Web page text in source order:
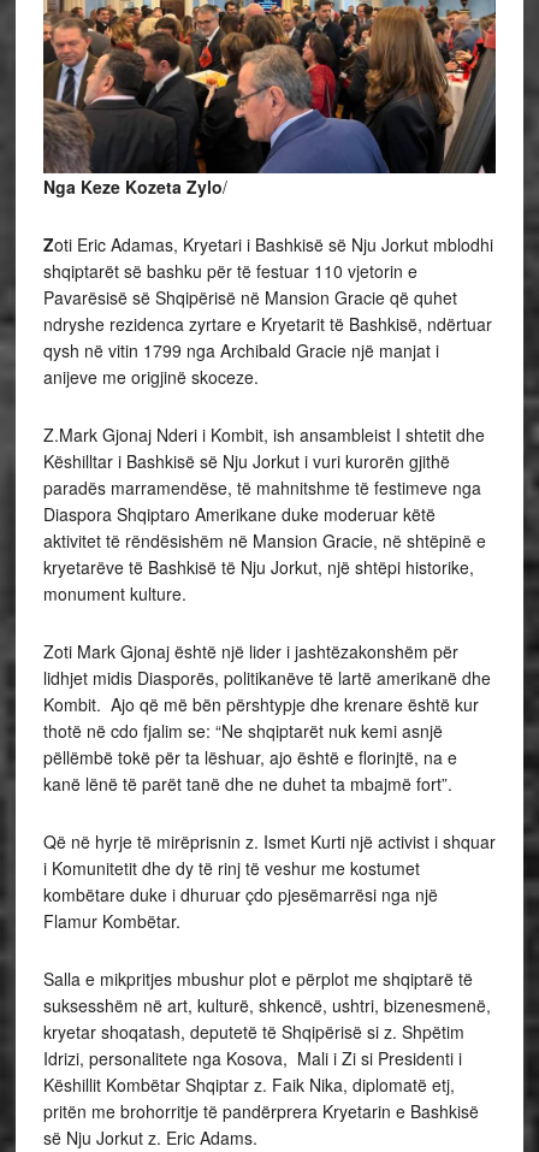
Nga Keze Kozeta Zylo/
Zoti Eric Adamas, Kryetari i Bashkisë së Nju Jorkut mblodhi
shqiptarët së bashku për të festuar 110 vjetorin e
Pavarësisë së Shqipërisë në Mansion Gracie që quhet
ndryshe rezidenca zyrtare e Kryetarit të Bashkisë, ndërtuar
qysh në vitin 1799 nga Archibald Gracie një manjat i
anijeve me origjinë skoceze.
Z.Mark Gjonaj Nderi i Kombit, ish ansambleist I shtetit dhe
Këshilltar i Bashkisë së Nju Jorkut i vuri kurorën gjithë
paradës marramendëse, të mahnitshme të festimeve nga
Diaspora Shqiptaro Amerikane duke moderuar këtë
aktivitet të rëndësishëm në Mansion Gracie, në shtëpinë e
kryetarëve të Bashkisë të Nju Jorkut, një shtëpi historike,
monument kulture.
Zoti Mark Gjonaj është një lider i jashtëzakonshëm për
lidhjet midis Diasporës, politikanëve të lartë amerikanë dhe
Kombit. Ajo që më bën përshtypje dhe krenare është kur
thotë në cdo fjalim se: “Ne shqiptarët nuk kemi asnjë
pëllëmbë tokë për ta lëshuar, ajo është e florinjtë, na e
kanë lënë të parët tanë dhe ne duhet ta mbajmë fort”.
Që në hyrje të mirëprisnin z. Ismet Kurti një activist i shquar
i Komunitetit dhe dy të rinj të veshur me kostumet
kombëtare duke i dhuruar çdo pjesëmarrësi nga një
Flamur Kombëtar.
Salla e mikpritjes mbushur plot e përplot me shqiptarë të
suksesshëm në art, kulturë, shkencë, ushtri, bizenesmenë,
kryetar shoqatash, deputetë të Shqipërisë si z. Shpëtim
Idrizi, personalitete nga Kosova, Mali i Zi si Presidenti i
Këshillit Kombëtar Shqiptar z. Faik Nika, diplomatë etj,
pritën me brohorritje të pandërprera Kryetarin e Bashkisë
së Nju Jorkut z. Eric Adams.